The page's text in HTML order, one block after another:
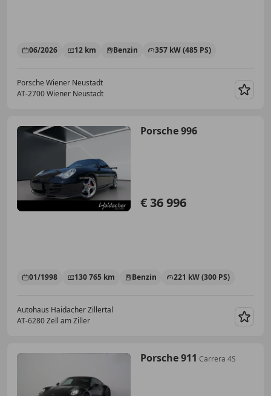
06/2026 12 km Benzin 357 kW (485 PS)
Porsche Wiener Neustadt
AT-2700 Wiener Neustadt
Porsche 996
€ 36 996
01/1998 130 765 km Benzin 221 kW (300 PS)
Autohaus Haidacher Zillertal
AT-6280 Zell am Ziller
Porsche 911 Carrera 4S